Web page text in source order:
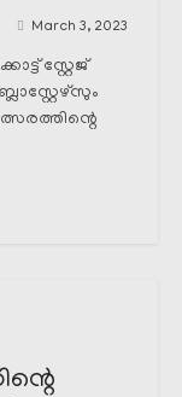
March 3, 2023
സ്റ്റേജ്